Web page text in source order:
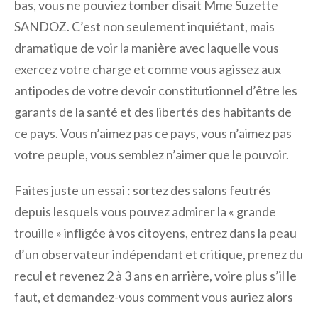
bas, vous ne pouviez tomber disait Mme Suzette
SANDOZ. C’est non seulement inquiétant, mais
dramatique de voir la manière avec laquelle vous
exercez votre charge et comme vous agissez aux
antipodes de votre devoir constitutionnel d’être les
garants de la santé et des libertés des habitants de
ce pays. Vous n’aimez pas ce pays, vous n’aimez pas
votre peuple, vous semblez n’aimer que le pouvoir.
Faites juste un essai : sortez des salons feutrés
depuis lesquels vous pouvez admirer la « grande
trouille » infligée à vos citoyens, entrez dans la peau
d’un observateur indépendant et critique, prenez du
recul et revenez 2 à 3 ans en arrière, voire plus s’il le
faut, et demandez-vous comment vous auriez alors